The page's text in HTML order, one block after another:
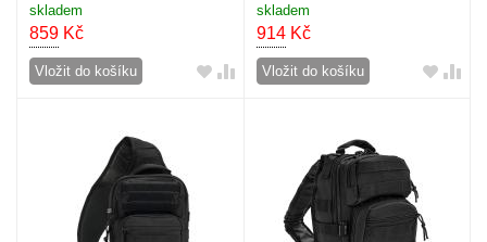
skladem
859 Kč
Vložit do košíku
skladem
914Kč
Vložit do košíku